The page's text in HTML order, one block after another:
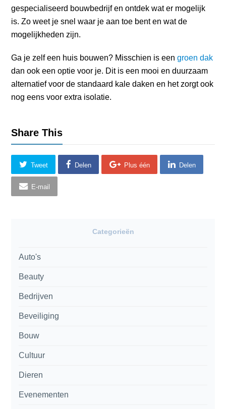
gespecialiseerd bouwbedrijf en ontdek wat er mogelijk
is. Zo weet je snel waar je aan toe bent en wat de
mogelijkheden zijn.
Ga je zelf een huis bouwen? Misschien is eengroen dak
dan ook een optie voor je. Dit is een mooi en duurzaam
alternatief voor de standaard kale daken en het zorgt ook
nog eens voor extra isolatie.
Share This
Tweet Delen Plus één Delen
E-mail
Categorieën
Auto's
Beauty
Bedrijven
Beveiliging
Bouw
Cultuur
Dieren
Evenementen